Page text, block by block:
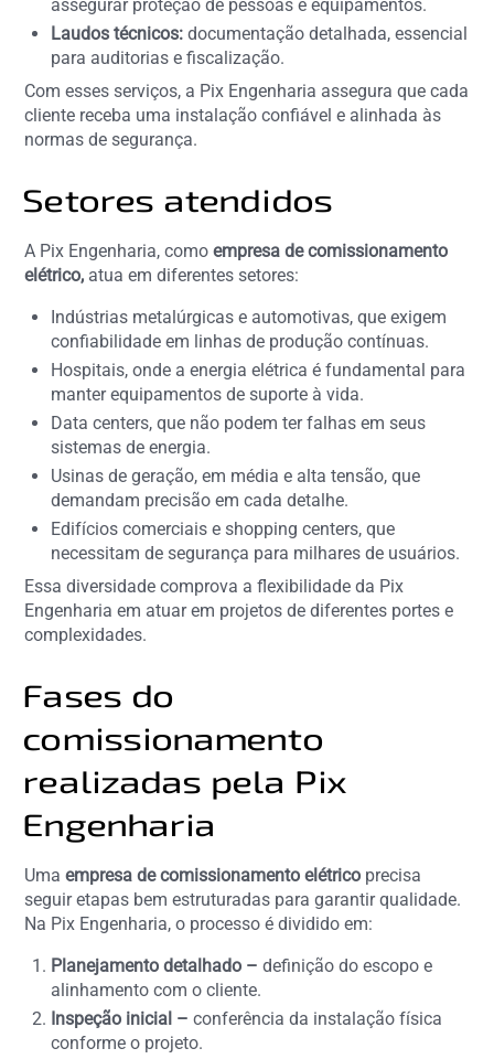
assegurar proteção de pessoas e equipamentos.
Laudos técnicos: documentação detalhada, essencial
para auditorias e fiscalização.
Com esses serviços, a Pix Engenharia assegura que cada
cliente receba uma instalação confiável e alinhada às
normas de segurança.
Setores atendidos
A Pix Engenharia, comoempresa de comissionamento
elétrico, atua em diferentes setores:
Indústrias metalúrgicas e automotivas, que exigem
confiabilidade em linhas de produção contínuas.
Hospitais, onde a energia elétrica é fundamental para
manter equipamentos de suporte à vida.
Data centers, que não podem ter falhas em seus
sistemas de energia.
Usinas de geração, em média e alta tensão, que
demandam precisão em cada detalhe.
Edifícios comerciais e shopping centers, que
necessitam de segurança para milhares de usuários.
Essa diversidade comprova a flexibilidade da Pix
Engenharia em atuar em projetos de diferentes portes e
complexidades.
Fases do
comissionamento
realizadas pela Pix
Engenharia
Umaempresa de comissionamento elétrico precisa
seguir etapas bem estruturadas para garantir qualidade.
Na Pix Engenharia, o processo é dividido em:
Planejamento detalhado – definição do escopo e
alinhamento com o cliente.
Inspeção inicial – conferência da instalação física
conforme o projeto.